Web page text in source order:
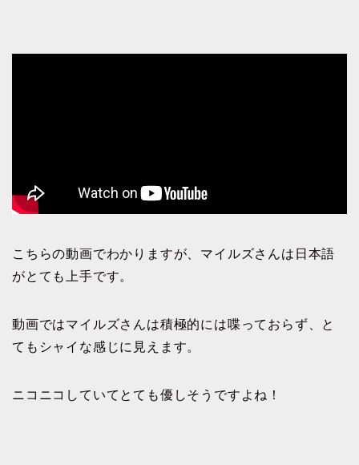
こちらの動画でわかりますが、マイルズさんは日本語
がとても上手です。
動画ではマイルズさんは積極的には喋っておらず、と
てもシャイな感じに見えます。
ニコニコしていてとても優しそうですよね！